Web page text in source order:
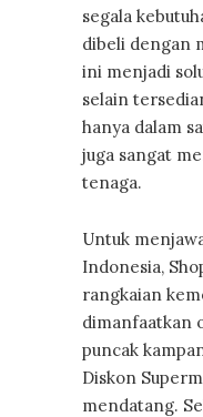
segala
dibeli dengan
ini menjadi
selain
hanya dalam
juga sangat
tenaga.
Untuk
Indonesia,
rangkaian
dimanfaatkan
puncak
Diskon
mendatang.